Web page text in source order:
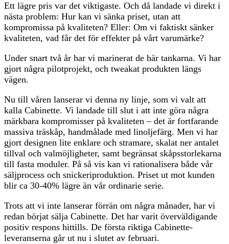
Ett lägre pris var det viktigaste. Och då landade vi direkt i
nästa problem: Hur kan vi sänka priset, utan att
kompromissa på kvaliteten? Eller: Om vi faktiskt sänker
kvaliteten, vad får det för effekter på vårt varumärke?
Under snart två år har vi marinerat de här tankarna. Vi har
gjort några pilotprojekt, och tweakat produkten längs
vägen.
Nu till våren lanserar vi denna ny linje, som vi valt att
kalla Cabinette. Vi landade till slut i att inte göra några
märkbara kompromisser på kvaliteten – det är fortfarande
massiva träskåp, handmålade med linoljefärg. Men vi har
gjort designen lite enklare och stramare, skalat ner antalet
tillval och valmöjligheter, samt begränsat skåpsstorlekarna
till fasta moduler. På så vis kan vi rationalisera både vår
säljprocess och snickeriproduktion. Priset ut mot kunden
blir ca 30-40% lägre än vår ordinarie serie.
Trots att vi inte lanserar förrän om några månader, har vi
redan börjat sälja Cabinette. Det har varit överväldigande
positiv respons hittills. De första riktiga Cabinette-
leveranserna går ut nu i slutet av februari.